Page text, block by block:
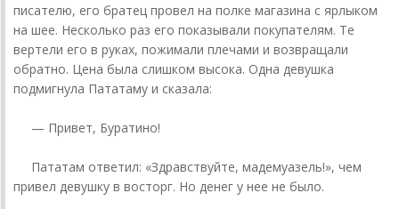
писателю, его братец провел на полке магазина с ярлыком
на шее. Несколько раз его показывали покупателям. Те
вертели его в руках, пожимали плечами и возвращали
обратно. Цена была слишком высока. Одна девушка
подмигнула Пататаму и сказала:
— Привет, Буратино!
Пататам ответил: «Здравствуйте, мадемуазель!», чем
привел девушку в восторг. Но денег у нее не было.